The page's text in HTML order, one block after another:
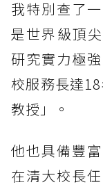
我特別查了
是世界級頂
研究實力極
校服務長達
教授」。
他也具備豐
在清大校長